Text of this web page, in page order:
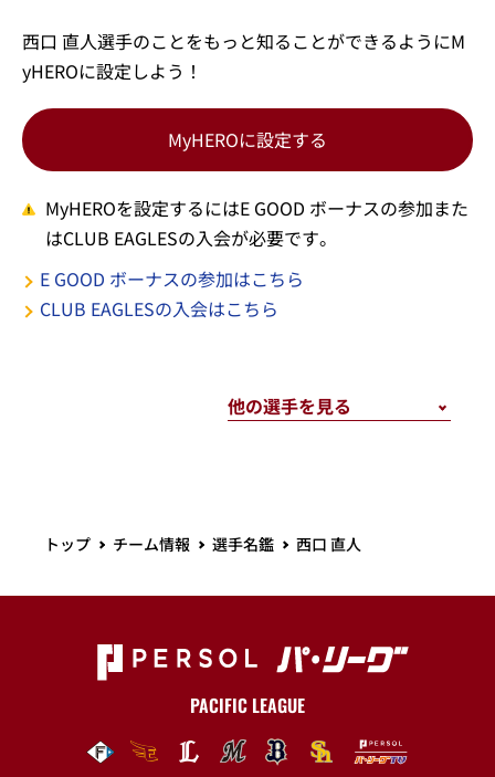
西口 直人選手のことをもっと知ることができるようにM
yHEROに設定しよう！
MyHEROに設定する
MyHEROを設定するにはE GOOD ボーナスの参加また
はCLUB EAGLESの入会が必要です。
E GOOD ボーナスの参加はこちら
CLUB EAGLESの入会はこちら
トップ チーム情報 選手名鑑 西口 直人
PACIFIC LEAGUE